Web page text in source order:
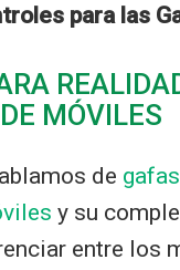
para las
DE MÓVILES
de
y su
entre los